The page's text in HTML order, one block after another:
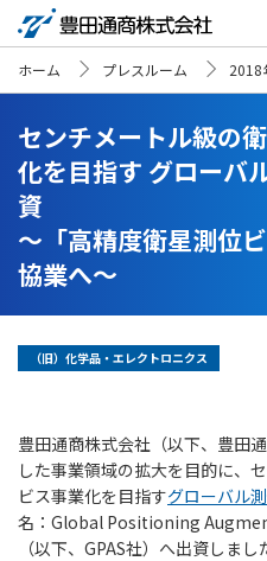
ホーム プレスルーム 2018
センチメートル級の
化を目指す グローバ
資
～「高精度衛星測位
協業へ～
（旧）化学品・エレクトロニクス
豊田通商株式会社（以下、豊田
した事業領域の拡大を目的に、
ビス事業化を目指すグローバル
名：Global Positioning
（以下、GPAS社）へ出資しまし